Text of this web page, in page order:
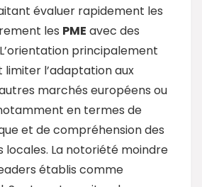
évaluer rapidement les
les PME avec des
principalement
l’adaptation aux
marchés européens ou
en termes de
et de compréhension des
La notoriété moindre
établis comme